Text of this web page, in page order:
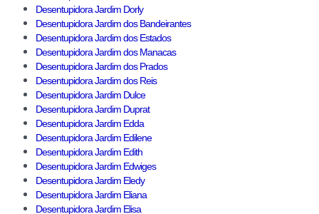
Desentupidora Jardim Dorly
Desentupidora Jardim dos Bandeirantes
Desentupidora Jardim dos Estados
Desentupidora Jardim dos Manacas
Desentupidora Jardim dos Prados
Desentupidora Jardim dos Reis
Desentupidora Jardim Dulce
Desentupidora Jardim Duprat
Desentupidora Jardim Edda
Desentupidora Jardim Edilene
Desentupidora Jardim Edith
Desentupidora Jardim Edwiges
Desentupidora Jardim Eledy
Desentupidora Jardim Eliana
Desentupidora Jardim Elisa